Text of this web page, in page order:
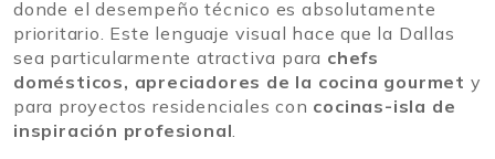
donde el desempeño técnico es absolutamente
prioritario. Este lenguaje visual hace que la Dallas
sea particularmente atractiva para chefs
domésticos, apreciadores de la cocina gourmet y
para proyectos residenciales con cocinas-isla de
inspiración profesional